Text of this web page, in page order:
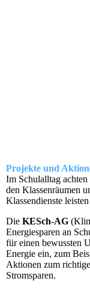
Projekte und
Im Schulalltag
den Klassenräumen
Klassendienste
Die KESch-AG
Energiesparen an
für einen bewussten
Energie ein, zum
Aktionen zum
Stromsparen.